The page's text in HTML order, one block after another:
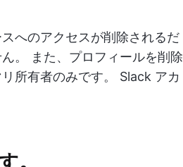
へのアクセスが削除されるだ
。 また、プロフィールを削除
所有者のみです。 Slack アカ
。